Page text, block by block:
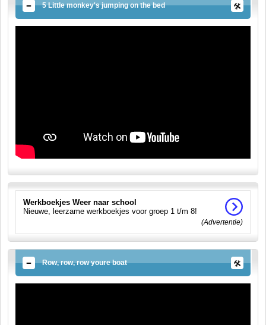
5 Little monkey's jumping on the bed
Werkboekjes Weer naar school
Nieuwe, leerzame werkboekjes voor groep 1 t/m 8!
(Advertentie)
Row, row, row youre boat